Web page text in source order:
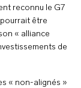
reconnu le G7
pourrait être
« alliance
de
« non-alignés »